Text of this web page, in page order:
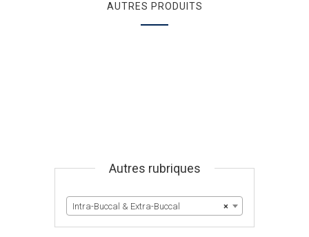
AUTRES PRODUITS
Autres rubriques
×
Intra-Buccal & Extra-Buccal